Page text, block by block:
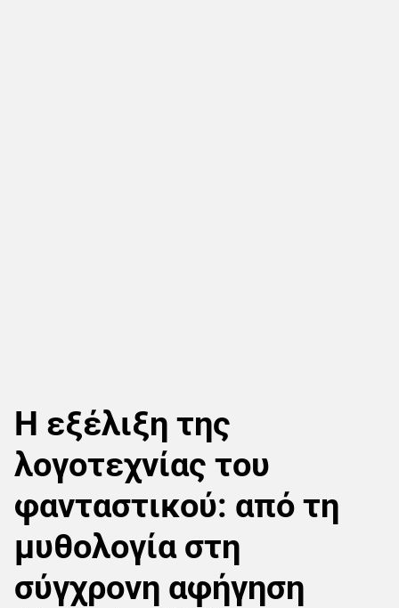
Η εξέλιξη της
λογοτεχνίας του
φανταστικού: από τη
μυθολογία στη
σύγχρονη αφήγηση